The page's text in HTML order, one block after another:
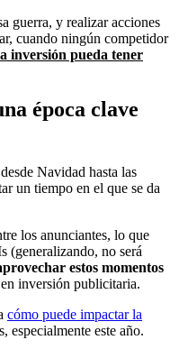
guerra, y realizar acciones
cuando ningún competidor
inversión pueda tener
época clave
Navidad hasta las
un tiempo en el que se da
los anunciantes, lo que
(generalizando, no será
estos momentos
en inversión publicitaria.
cómo puede impactar la
especialmente este año.